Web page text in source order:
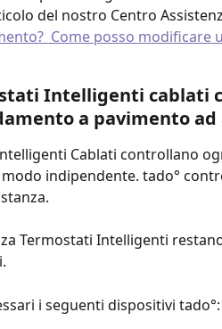
del nostro Centro
Come posso modificare
Intelligenti cablati
a pavimento ad
Cablati controllano
indipendente. tado°
Termostati Intelligenti
i seguenti dispositivi tado°: